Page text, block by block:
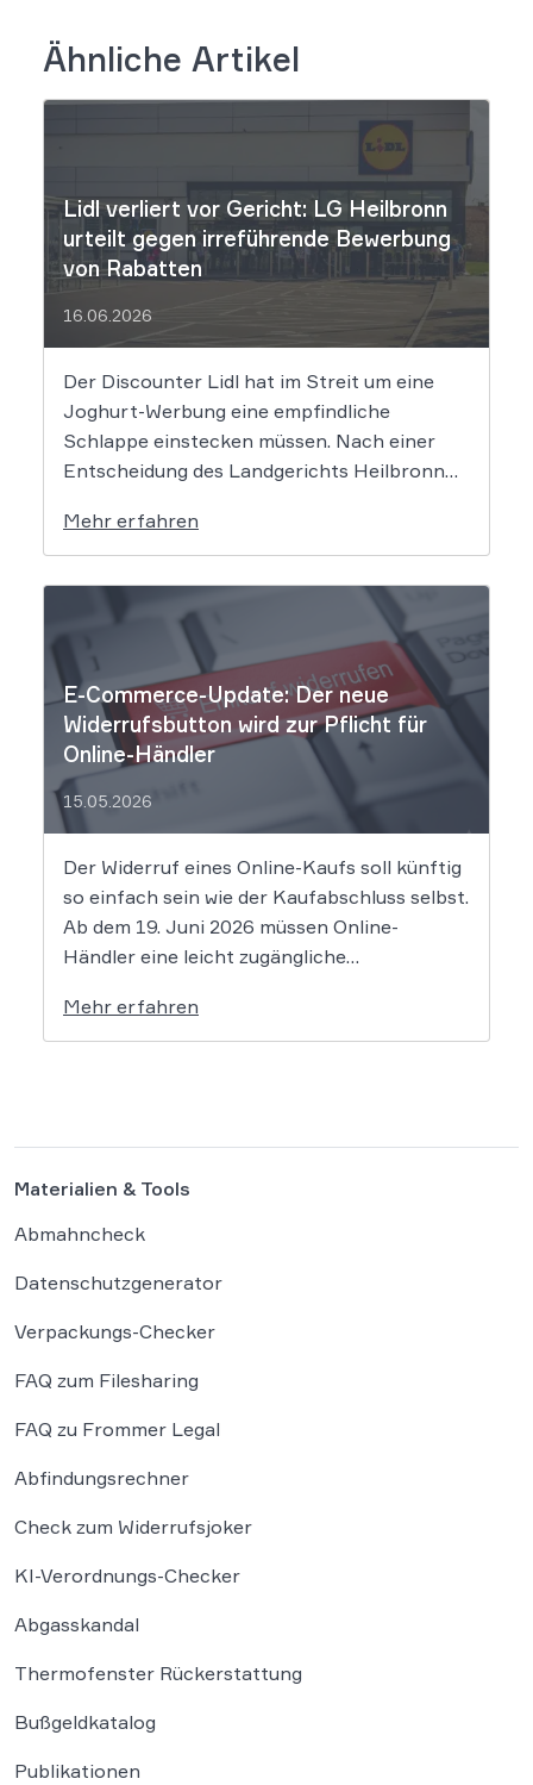
Ähnliche Artikel
Lidl verliert vor Gericht: LG Heilbronn
urteilt gegen irreführende Bewerbung
von Rabatten
16.06.2026
Der Discounter Lidl hat im Streit um eine
Joghurt-Werbung eine empfindliche
Schlappe einstecken müssen. Nach einer
Entscheidung des Landgerichts Heilbronn
wenn er Produkte als „Aktion“ mit massiven
Rabatten bewirbt, die Preise in Wahrheit
aber nie zuvor selbst verlangt hat. Das Urteil
setzt klare Grenzen […]
Mehr erfahren
E-Commerce-Update: Der neue
Widerrufsbutton wird zur Pflicht für
Online-Händler
15.05.2026
Der Widerruf eines Online-Kaufs soll künftig
so einfach sein wie der Kaufabschluss selbst.
Ab dem 19. Juni 2026 müssen Online-
Händler eine leicht zugängliche
sogenannten Widerrufsbutton. Wir erklären,
was Shop-Betreiber jetzt umsetzen müssen,
Mehr erfahren
Materialien & Tools
Abmahncheck
Datenschutzgenerator
Verpackungs-Checker
FAQ zum Filesharing
FAQ zu Frommer Legal
Abfindungsrechner
Check zum Widerrufsjoker
KI-Verordnungs-Checker
Abgasskandal
Thermofenster Rückerstattung
Bußgeldkatalog
Publikationen